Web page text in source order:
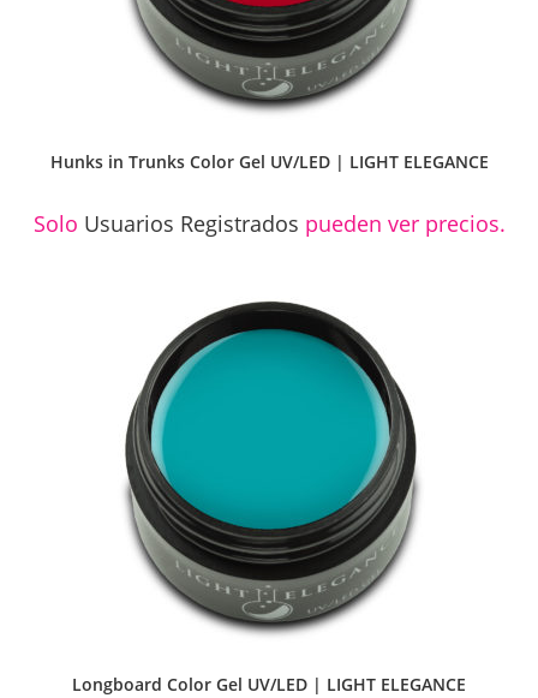
Hunks in Trunks Color Gel UV/LED | LIGHT ELEGANCE
Solo Usuarios Registrados pueden ver precios.
Longboard Color Gel UV/LED | LIGHT ELEGANCE